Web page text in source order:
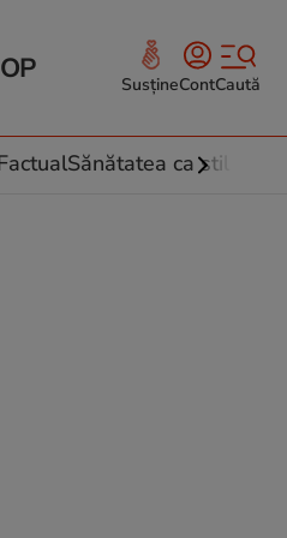
SusțineContCaută
Sănătatea ca stil de